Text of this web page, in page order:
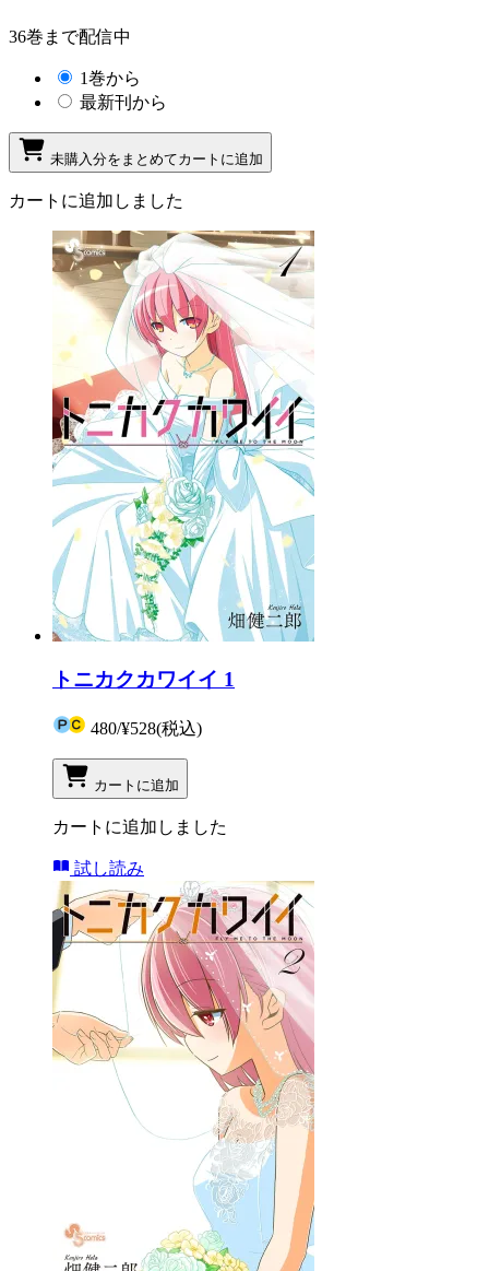
36巻まで配信中
1巻から
最新刊から
未購入分をまとめてカートに追加
カートに追加しました
トニカクカワイイ 1
480/¥528(税込)
カートに追加
カートに追加しました
試し読み